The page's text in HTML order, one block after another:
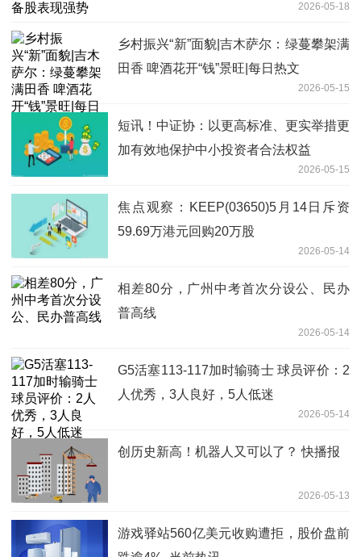
2026-05-18
乡村振兴“新”面貌|吉木萨尔：绿蔓攀架满
田香 啤酒花开“钱”景旺|每日热文
2026-05-15
短讯！中证协：以更高标准、更实举措更
加有效地保护中小投资者合法权益
2026-05-15
焦点观察：KEEP(03650)5月14日斥资
59.69万港元回购20万股
2026-05-14
相差80分，广州中考首次分设公、民办
普高线
2026-05-14
G5活塞113-117加时输骑士 球员评价：2
人优秀，3人良好，5人低迷
2026-05-14
创历史新高！机器人又可以了？ 快播报
2026-05-13
游戏驿站560亿美元收购遭拒，股价盘前